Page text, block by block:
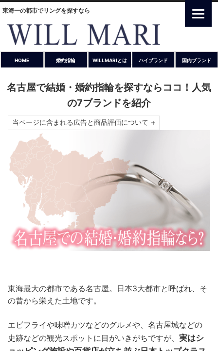
東海一の都市でリングを探すなら
HOME 婚約指輪 WILLMARIとは ハイブランド 国内ブランド
名古屋で結婚・婚約指輪を探すならココ！人気
の7ブランドを紹介
当ページに含まれる広告と商品評価について
東海最大の都市である名古屋。日本3大都市と呼ばれ、そ
の昔から栄えた土地です。
エビフライや味噌カツなどのグルメや、名古屋城などの
史跡などの観光スポットに目がいきがちですが、実はシ